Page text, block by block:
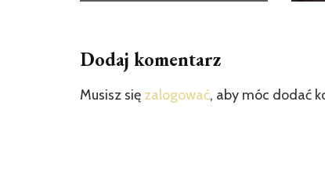
Dodaj komentarz
Musisz się zalogować, aby móc dodać